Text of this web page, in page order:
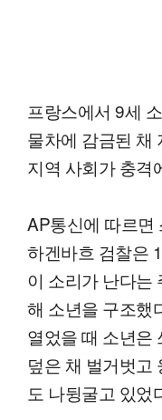
프랑스에서 9세
물차에 감금된 채
지역 사회가 충격
AP통신에 따르면
하겐바흐 검찰은
이 소리가 난다는
해 소년을 구조했
열었을 때 소년은
덮은 채 벌거벗고
도 나뒹굴고 있었